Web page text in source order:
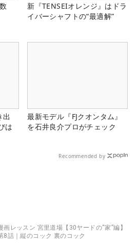
新『TENSEIオレンジ』はドラ
イバーシャフトの“最適解”
出
は
最新モデル『FJクオンタム』
を石井良介プロがチェック
Recommended by
画レッスン 宮里道場【30ヤードの“家”編】
8話｜縦のコック 裏のコック